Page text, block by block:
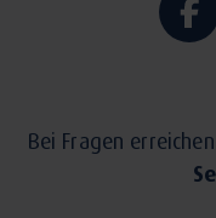
Bei Fragen